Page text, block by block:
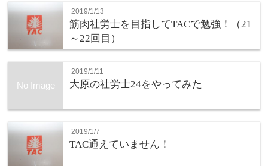
2019/1/13
筋肉社労士を目指してTACで勉強！（21
～22回目）
No Image
2019/1/11
大原の社労士24をやってみた
2019/1/7
TAC通えていません！